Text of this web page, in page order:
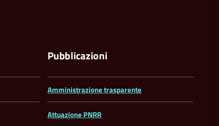
Pubblicazioni
Amministrazione trasparente
Attuazione PNRR